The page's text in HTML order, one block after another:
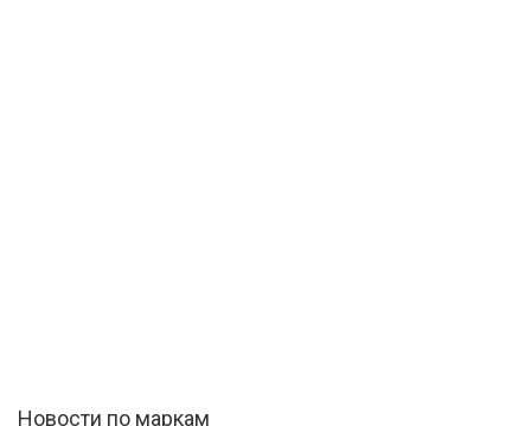
Новости по маркам